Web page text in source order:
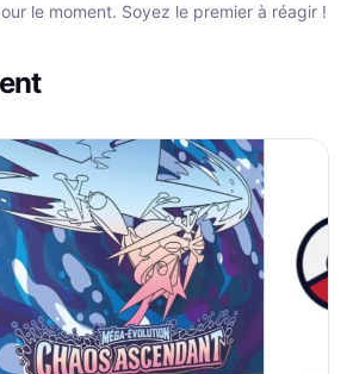
le moment. Soyez le premier à réagir !